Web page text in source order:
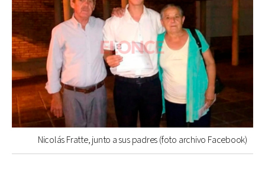
Nicolás Fratte, junto a sus padres (foto archivo Facebook)